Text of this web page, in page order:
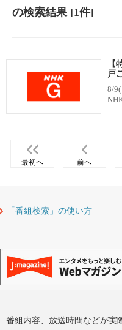
の検索結果[1件]
【
戸
8/
最初へ 前へ
「番組検索」の使い方
番組内容、放送時間などが実